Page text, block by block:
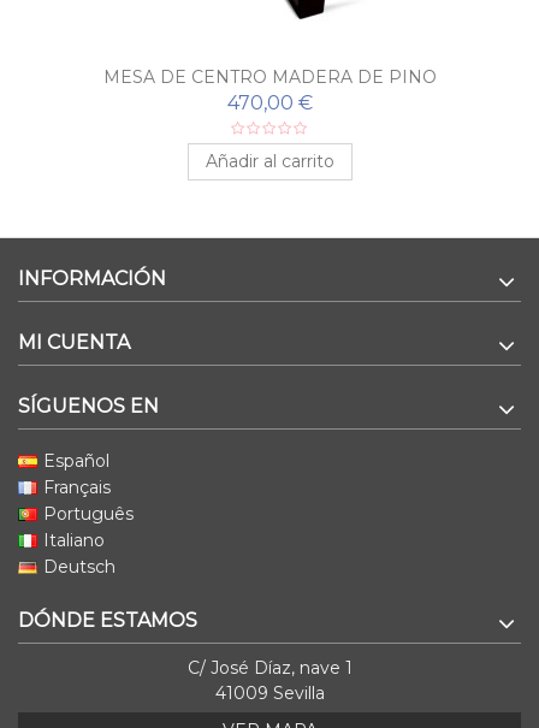
MESA DE CENTRO MADERA DE PINO
470,00 €
Añadir al carrito
INFORMACIÓN
MI CUENTA
SÍGUENOS EN
Español
Français
Português
Italiano
Deutsch
DÓNDE ESTAMOS
C/ José Díaz, nave 1
41009 Sevilla